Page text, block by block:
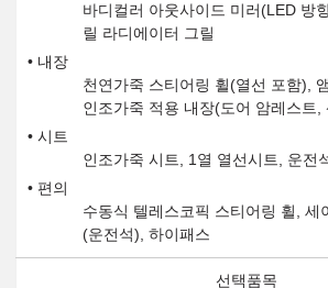
바디컬러 아웃사이드 미러(LED 방
릴 라디에이터 그릴
내장
천연가죽 스티어링 휠(열선 포함),
인조가죽 적용 내장(도어 암레스트,
시트
인조가죽 시트, 1열 열선시트, 운전
편의
수동식 텔레스코픽 스티어링 휠, 세
(운전석), 하이패스